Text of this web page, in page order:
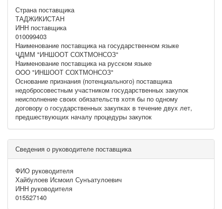
Страна поставщика
ТАДЖИКИСТАН
ИНН поставщика
010099403
Наименование поставщика на государственном языке
ҶДММ "ИНШООТ СОХТМОНСОЗ"
Наименование поставщика на русском языке
OOO "ИНШООТ СОХТМОНСОЗ"
Основание признания (потенциального) поставщика
недобросовестным участником государственных закупок
неисполнение своих обязательств хотя бы по одному
договору о государственных закупках в течение двух лет,
предшествующих началу процедуры закупок
Сведения о руководителе поставщика
ФИО руководителя
Хайбулоев Исмоил Сунъатулоевич
ИНН руководителя
015527140